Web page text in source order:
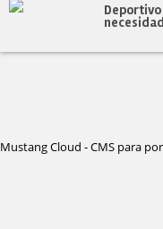
Mustang Cloud - CMS para